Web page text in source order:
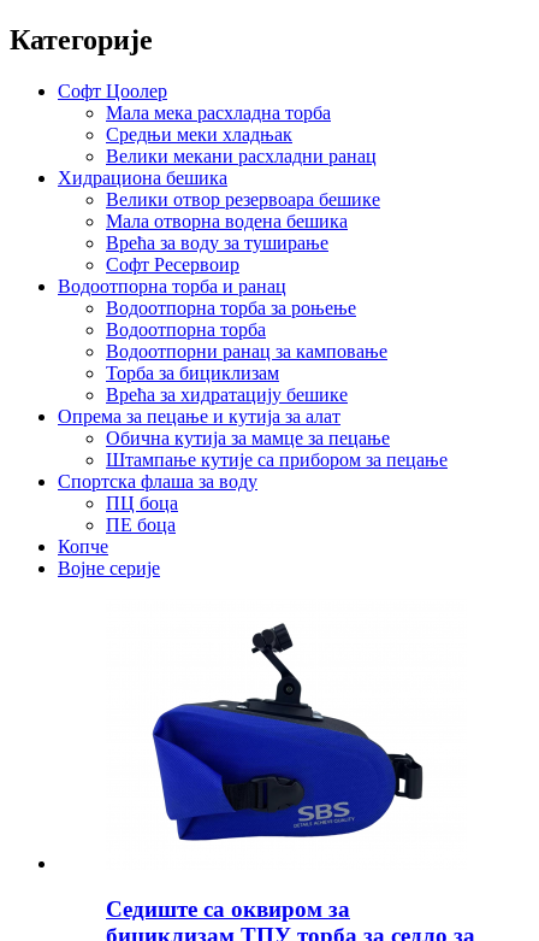
Категорије
Софт Цоолер
Мала мека расхладна торба
Средњи меки хладњак
Велики мекани расхладни ранац
Хидрациона бешика
Велики отвор резервоара бешике
Мала отворна водена бешика
Врећа за воду за туширање
Софт Ресервоир
Водоотпорна торба и ранац
Водоотпорна торба за роњење
Водоотпорна торба
Водоотпорни ранац за камповање
Торба за бициклизам
Врећа за хидратацију бешике
Опрема за пецање и кутија за алат
Обична кутија за мамце за пецање
Штампање кутије са прибором за пецање
Спортска флаша за воду
ПЦ боца
ПЕ боца
Копче
Војне серије
Седиште са оквиром за